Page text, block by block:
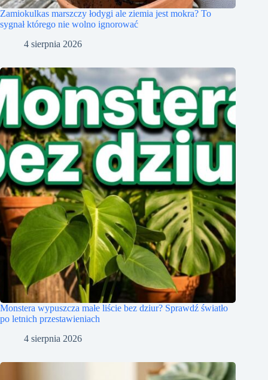
Zamiokulkas marszczy łodygi ale ziemia jest mokra? To
sygnał którego nie wolno ignorować
4 sierpnia 2026
Monstera wypuszcza małe liście bez dziur? Sprawdź światło
po letnich przestawieniach
4 sierpnia 2026